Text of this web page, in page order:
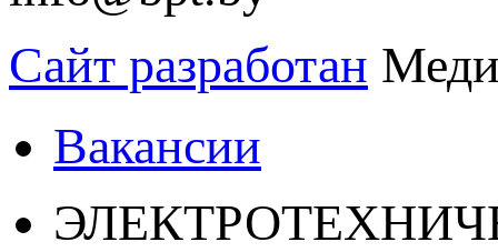
Сайт разработан
Вакансии